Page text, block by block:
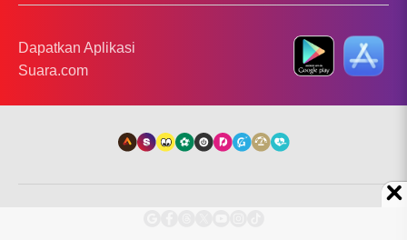
Dapatkan Aplikasi
Suara.com